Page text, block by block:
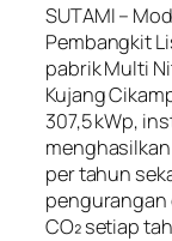
SUTAMI –
Pembangkit
pabrik Multi
Kujang
307,5 kWp,
per tahun
pengurangan
CO₂ setiap